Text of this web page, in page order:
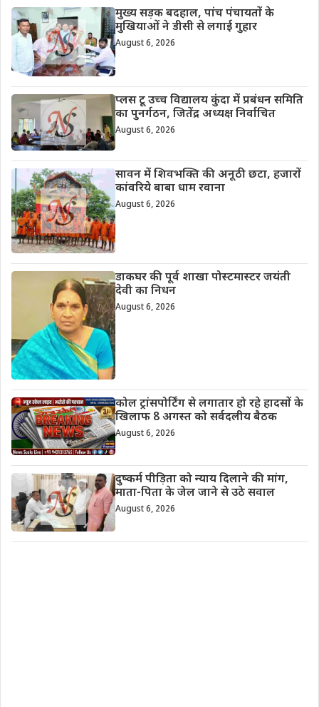
मुख्य सड़क बदहाल, पांच पंचायतों के
मुखियाओं ने डीसी से लगाई गुहार
August 6, 2026
प्लस टू उच्च विद्यालय कुंदा में प्रबंधन समिति
का पुनर्गठन, जितेंद्र अध्यक्ष निर्वाचित
August 6, 2026
सावन में शिवभक्ति की अनूठी छटा, हजारों
कांवरिये बाबा धाम रवाना
August 6, 2026
डाकघर की पूर्व शाखा पोस्टमास्टर जयंती
देवी का निधन
August 6, 2026
कोल ट्रांसपोर्टिंग से लगातार हो रहे हादसों के
खिलाफ 8 अगस्त को सर्वदलीय बैठक
August 6, 2026
दुष्कर्म पीड़िता को न्याय दिलाने की मांग,
माता-पिता के जेल जाने से उठे सवाल
August 6, 2026